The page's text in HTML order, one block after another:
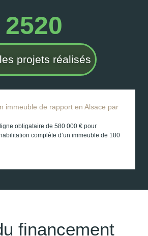
2520
projets réalisés
immeuble de rapport en Alsace par
obligataire de 580 000 € pour
complète d’un immeuble de 180
financement